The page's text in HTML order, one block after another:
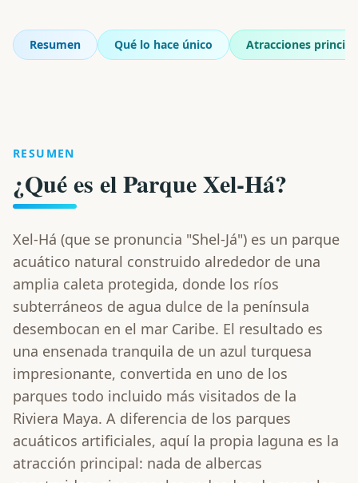
Resumen Qué lo hace único Atracciones
RESUMEN
¿Qué es el Parque Xel-Há?
Xel-Há (que se pronuncia "Shel-Já") es un parque
acuático natural construido alrededor de una
amplia caleta protegida, donde los ríos
subterráneos de agua dulce de la península
desembocan en el mar Caribe. El resultado es
una ensenada tranquila de un azul turquesa
impresionante, convertida en uno de los
parques todo incluido más visitados de la
Riviera Maya. A diferencia de los parques
acuáticos artificiales, aquí la propia laguna es la
atracción principal: nada de albercas